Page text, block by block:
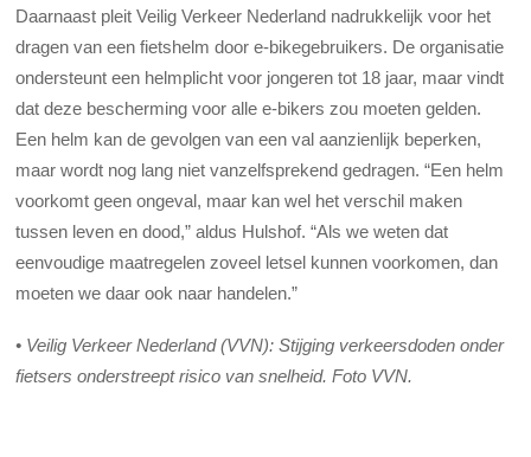
Daarnaast pleit Veilig Verkeer Nederland nadrukkelijk voor het
dragen van een fietshelm door e-bikegebruikers. De organisatie
ondersteunt een helmplicht voor jongeren tot 18 jaar, maar vindt
dat deze bescherming voor alle e-bikers zou moeten gelden.
Een helm kan de gevolgen van een val aanzienlijk beperken,
maar wordt nog lang niet vanzelfsprekend gedragen. “Een helm
voorkomt geen ongeval, maar kan wel het verschil maken
tussen leven en dood,” aldus Hulshof. “Als we weten dat
eenvoudige maatregelen zoveel letsel kunnen voorkomen, dan
moeten we daar ook naar handelen.”
• Veilig Verkeer Nederland (VVN): Stijging verkeersdoden onder
fietsers onderstreept risico van snelheid. Foto VVN.